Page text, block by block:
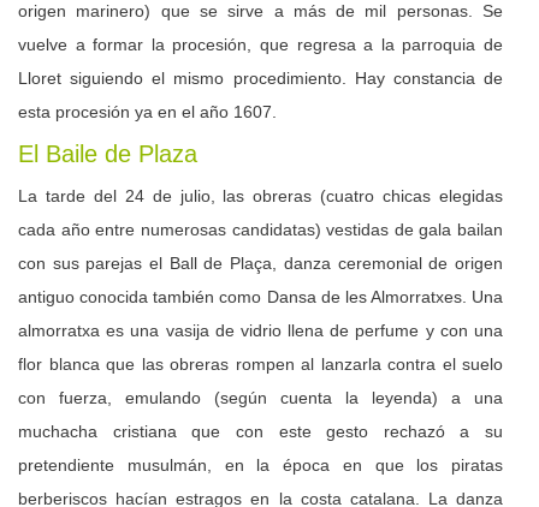
origen marinero) que se sirve a más de mil personas. Se
vuelve a formar la procesión, que regresa a la parroquia de
Lloret siguiendo el mismo procedimiento. Hay constancia de
esta procesión ya en el año 1607.
El Baile de Plaza
La tarde del 24 de julio, las obreras (cuatro chicas elegidas
cada año entre numerosas candidatas) vestidas de gala bailan
con sus parejas el Ball de Plaça, danza ceremonial de origen
antiguo conocida también como Dansa de les Almorratxes. Una
almorratxa es una vasija de vidrio llena de perfume y con una
flor blanca que las obreras rompen al lanzarla contra el suelo
con fuerza, emulando (según cuenta la leyenda) a una
muchacha cristiana que con este gesto rechazó a su
pretendiente musulmán, en la época en que los piratas
berberiscos hacían estragos en la costa catalana. La danza